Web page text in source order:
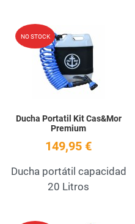
NO STOCK
Ducha Portatil Kit Cas&Mor
Premium
149,95 €
Ducha portátil capacidad
20 Litros